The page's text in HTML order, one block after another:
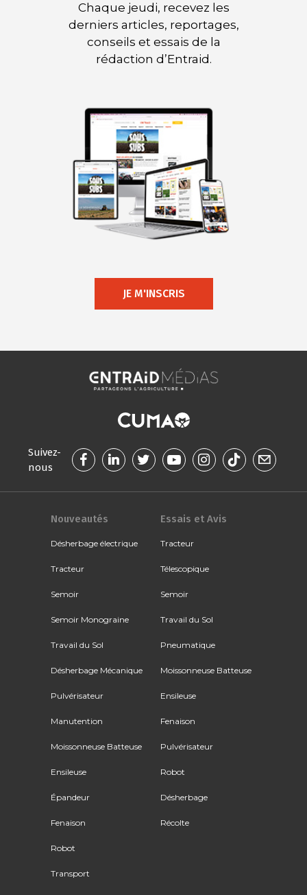
Chaque jeudi, recevez les
derniers articles, reportages,
conseils et essais de la
rédaction d’Entraid.
JE M'INSCRIS
Suivez-
nous
Nouveautés
Désherbage électrique
Tracteur
Semoir
Semoir Monograine
Travail du Sol
Désherbage Mécanique
Pulvérisateur
Manutention
Moissonneuse Batteuse
Ensileuse
Épandeur
Fenaison
Robot
Transport
Essais et Avis
Tracteur
Télescopique
Semoir
Travail du Sol
Pneumatique
Moissonneuse Batteuse
Ensileuse
Fenaison
Pulvérisateur
Robot
Désherbage
Récolte